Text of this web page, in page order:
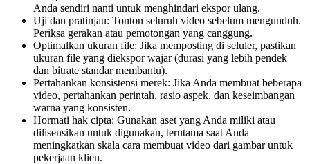
Anda sendiri nanti untuk menghindari ekspor ulang.
Uji dan pratinjau: Tonton seluruh video sebelum mengunduh.
Periksa gerakan atau pemotongan yang canggung.
Optimalkan ukuran file: Jika memposting di seluler, pastikan
ukuran file yang diekspor wajar (durasi yang lebih pendek
dan bitrate standar membantu).
Pertahankan konsistensi merek: Jika Anda membuat beberapa
video, pertahankan perintah, rasio aspek, dan keseimbangan
warna yang konsisten.
Hormati hak cipta: Gunakan aset yang Anda miliki atau
dilisensikan untuk digunakan, terutama saat Anda
meningkatkan skala cara membuat video dari gambar untuk
pekerjaan klien.